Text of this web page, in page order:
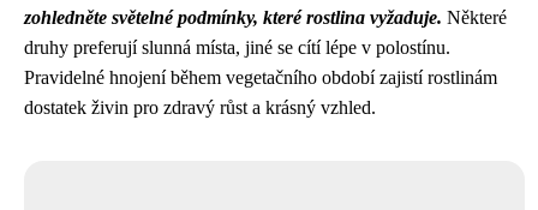
zohledněte světelné podmínky, které rostlina vyžaduje. Některé
druhy preferují slunná místa, jiné se cítí lépe v polostínu.
Pravidelné hnojení během vegetačního období zajistí rostlinám
dostatek živin pro zdravý růst a krásný vzhled.